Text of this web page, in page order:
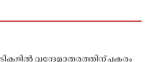
വന്ദേമാതരത്തിന് പകരം